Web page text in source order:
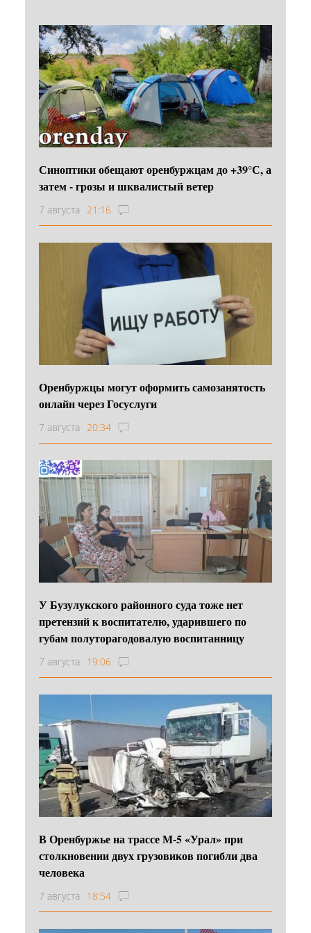
Синоптики обещают оренбуржцам до +39°С, а
затем - грозы и шквалистый ветер
7 августа 21:16
Оренбуржцы могут оформить самозанятость
онлайн через Госуслуги
7 августа 20:34
У Бузулукского районного суда тоже нет
претензий к воспитателю, ударившего по
губам полуторагодовалую воспитанницу
7 августа 19:06
В Оренбуржье на трассе М-5 «Урал» при
столкновении двух грузовиков погибли два
человека
7 августа 18:54